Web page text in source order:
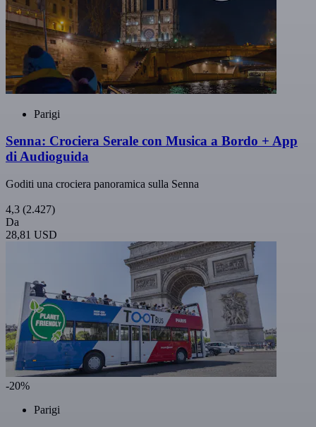
Parigi
Senna: Crociera Serale con Musica a Bordo + App
di Audioguida
Goditi una crociera panoramica sulla Senna
4,3 (2.427)
Da
28,81 USD
-20%
Parigi